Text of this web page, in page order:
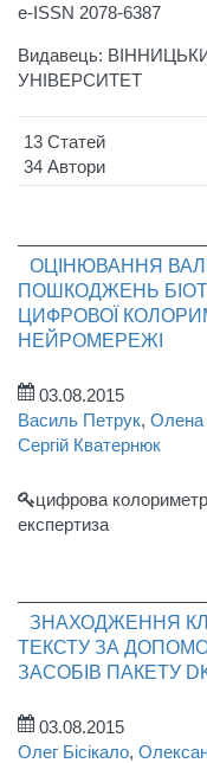
e-ISSN 2078-6387
Видавець:
УНІВЕРСИТЕТ
13 Статей
34 Автори
ОЦІНЮВАННЯ
ПОШКОДЖЕНЬ
ЦИФРОВОЇ
НЕЙРОМЕРЕЖІ
03.08.2015
Василь Петрук, Олена
Сергій Кватернюк
цифрова
експертиза
ЗНАХОДЖЕННЯ
ТЕКСТУ ЗА
ЗАСОБІВ ПАКЕТУ
03.08.2015
Олег Бісікало,